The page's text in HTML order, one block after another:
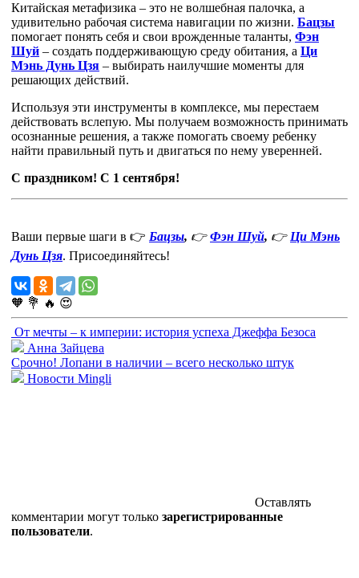
Китайская метафизика – это не волшебная палочка, а
удивительно рабочая система навигации по жизни. Бацзы
помогает понять себя и свои врожденные таланты, Фэн
Шуй – создать поддерживающую среду обитания, а Ци
Мэнь Дунь Цзя – выбирать наилучшие моменты для
решающих действий.
Используя эти инструменты в комплексе, мы перестаем
действовать вслепую. Мы получаем возможность принимать
осознанные решения, а также помогать своему ребенку
найти правильный путь и двигаться по нему уверенней.
С праздником! С 1 сентября!
Ваши первые шаги в 👉 Бацзы, 👉Фэн Шуй, 👉 Ци Мэнь
Дунь Цзя. Присоединяйтесь!
🧡 💐 🔥 😍
От мечты – к империи: история успеха Джеффа Безоса
Анна Зайцева
Срочно! Лопани в наличии – всего несколько штук
Новости Mingli
Оставлять
комментарии могут только зарегистрированные
пользователи.